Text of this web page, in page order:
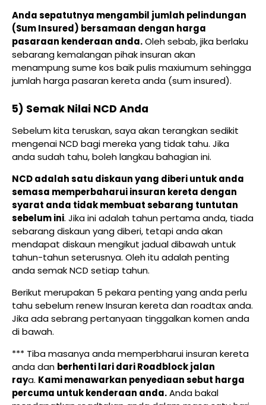
Anda sepatutnya mengambil jumlah pelindungan
(Sum Insured) bersamaan dengan harga
pasaraan kenderaan anda.Oleh sebab, jika berlaku
sebarang kemalangan pihak insuran akan
menampung sume kos baik pulis maxiumum sehingga
jumlah harga pasaran kereta anda (sum insured).
5) Semak Nilai NCD Anda
Sebelum kita teruskan, saya akan terangkan sedikit
mengenai NCD bagi mereka yang tidak tahu. Jika
anda sudah tahu, boleh langkau bahagian ini.
NCD adalah satu diskaun yang diberi untuk anda
semasa memperbaharui insuran kereta dengan
syarat anda tidak membuat sebarang tuntutan
sebelum ini. Jika ini adalah tahun pertama anda, tiada
sebarang diskaun yang diberi, tetapi anda akan
mendapat diskaun mengikut jadual dibawah untuk
tahun-tahun seterusnya. Oleh itu adalah penting
anda semak NCD setiap tahun.
Berikut merupakan 5 pekara penting yang anda perlu
tahu sebelum renew Insuran kereta dan roadtax anda.
Jika ada sebrang pertanyaan tinggalkan komen anda
di bawah.
*** Tiba masanya anda memperbharui insuran kereta
anda dan berhenti lari dari Roadblock jalan
raya. Kami menawarkan penyediaan sebut harga
percuma untuk kenderaan anda.Anda bakal